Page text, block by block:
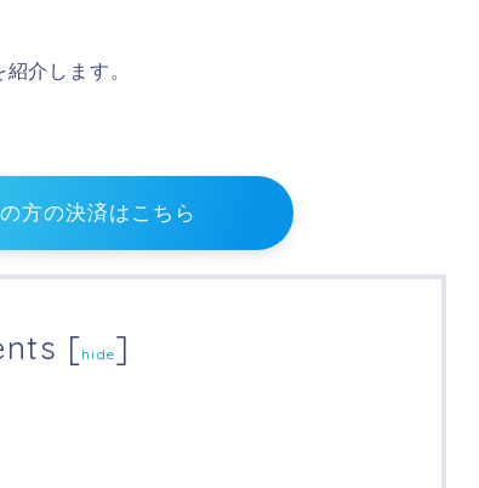
介します。
方の決済はこちら
[hide]